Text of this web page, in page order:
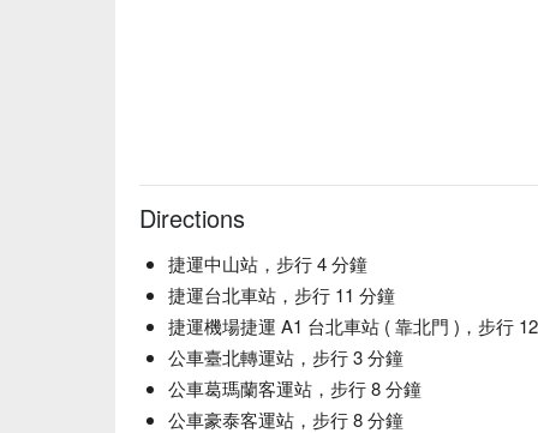
Directions
捷運中山站，步行 4 分鐘
捷運台北車站，步行 11 分鐘
捷運機場捷運 A1 台北車站 ( 靠北門 )，步行
公車臺北轉運站，步行 3 分鐘
公車葛瑪蘭客運站，步行 8 分鐘
公車豪泰客運站，步行 8 分鐘